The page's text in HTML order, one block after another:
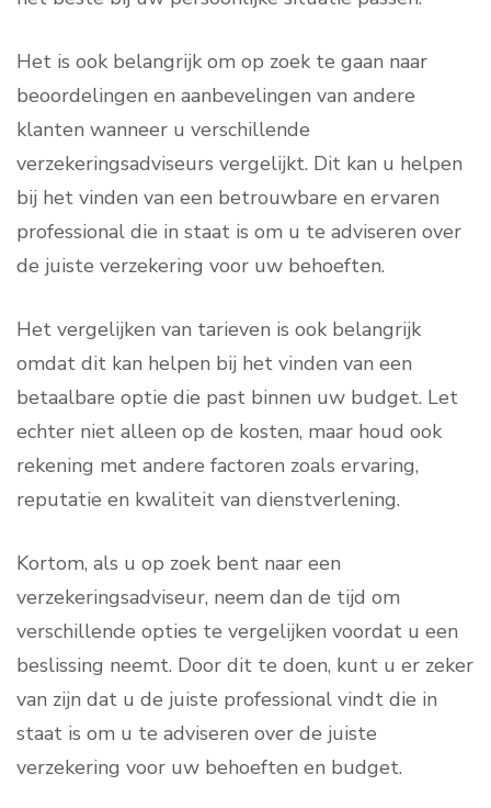
Het is ook belangrijk om op zoek te gaan naar
beoordelingen en aanbevelingen van andere
klanten wanneer u verschillende
verzekeringsadviseurs vergelijkt. Dit kan u helpen
bij het vinden van een betrouwbare en ervaren
professional die in staat is om u te adviseren over
de juiste verzekering voor uw behoeften.
Het vergelijken van tarieven is ook belangrijk
omdat dit kan helpen bij het vinden van een
betaalbare optie die past binnen uw budget. Let
echter niet alleen op de kosten, maar houd ook
rekening met andere factoren zoals ervaring,
reputatie en kwaliteit van dienstverlening.
Kortom, als u op zoek bent naar een
verzekeringsadviseur, neem dan de tijd om
verschillende opties te vergelijken voordat u een
beslissing neemt. Door dit te doen, kunt u er zeker
van zijn dat u de juiste professional vindt die in
staat is om u te adviseren over de juiste
verzekering voor uw behoeften en budget.